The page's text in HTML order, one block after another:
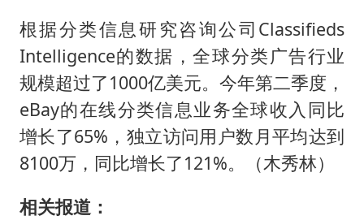
根据分类信息研究咨询公司Classifieds
Intelligence的数据，全球分类广告行业
规模超过了1000亿美元。今年第二季度，
eBay的在线分类信息业务全球收入同比
增长了65%，独立访问用户数月平均达到
8100万，同比增长了121%。（木秀林）
相关报道：